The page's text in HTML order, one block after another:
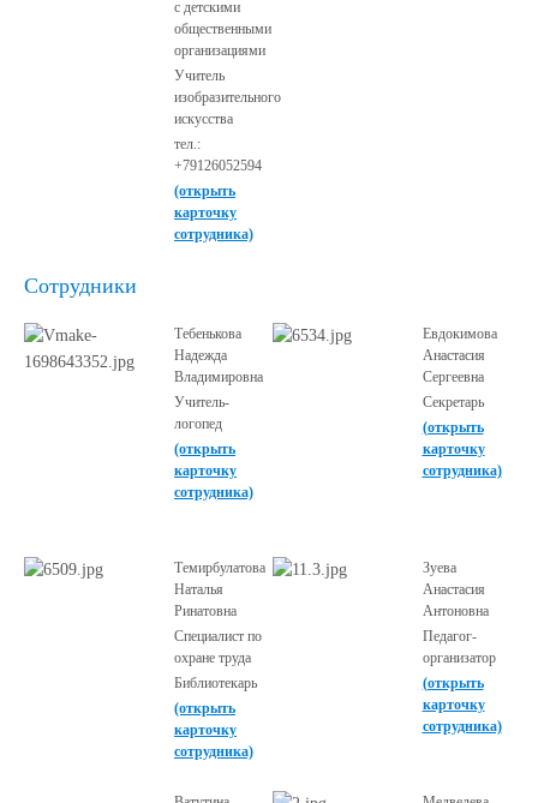
с детскими
общественными
организациями
Учитель
изобразительного
искусства
тел.:
+79126052594
(открыть
карточку
сотрудника)
Сотрудники
Тебенькова
Надежда
Владимировна
Учитель-
логопед
(открыть
карточку
сотрудника)
Евдокимова
Анастасия
Сергеевна
Секретарь
(открыть
карточку
сотрудника)
Темирбулатова
Наталья
Ринатовна
Специалист по
охране труда
Библиотекарь
(открыть
карточку
сотрудника)
Зуева
Анастасия
Антоновна
Педагог-
организатор
(открыть
карточку
сотрудника)